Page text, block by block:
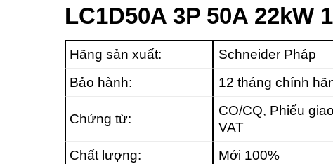
LC1D50A 3P 50A 22kW
Hãng sản xuất:
Schneider Pháp
Bảo hành:
12 tháng chính
Chứng từ:
CO/CQ, Phiếu
VAT
Chất lượng:
Mới 100%